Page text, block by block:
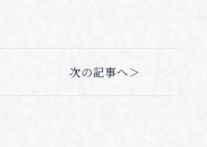
次の記事へ＞